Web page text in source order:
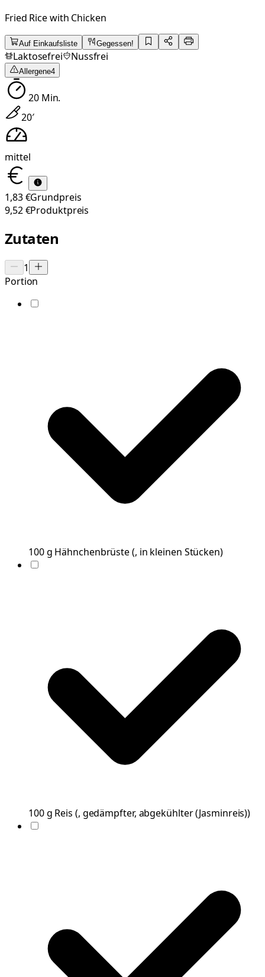
Fried Rice with Chicken
Auf Einkaufsliste Gegessen!
Laktosefrei Nussfrei
Allergene4
20Min.
20′
mittel
1,83 €Grundpreis
9,52 €Produktpreis
Zutaten
1
Portion
100g Hähnchenbrüste(, in kleinen Stücken)
100g Reis (, gedämpfter, abgekühlter (Jasminreis))